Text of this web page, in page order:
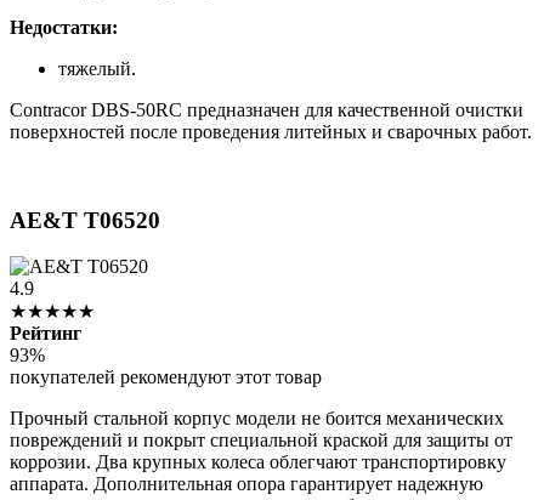
Недостатки:
тяжелый.
Contracor DBS-50RC предназначен для качественной очистки
поверхностей после проведения литейных и сварочных работ.
AE&T T06520
4.9
★★★★★
Рейтинг
93%
покупателей рекомендуют этот товар
Прочный стальной корпус модели не боится механических
повреждений и покрыт специальной краской для защиты от
коррозии. Два крупных колеса облегчают транспортировку
аппарата. Дополнительная опора гарантирует надежную